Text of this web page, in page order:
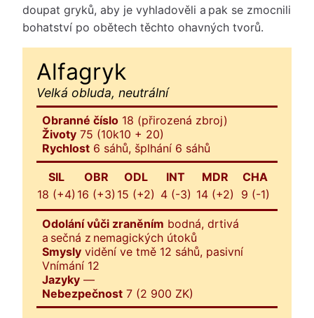
doupat gryků, aby je vyhladověli a pak se zmocnili
bohatství po obětech těchto ohavných tvorů.
Alfagryk
Velká obluda, neutrální
Obranné číslo 18 (přirozená zbroj)
Životy 75 (10k10 + 20)
Rychlost 6 sáhů, šplhání 6 sáhů
SIL
18 (+4)
OBR
16 (+3)
ODL
15 (+2)
INT
4 (-3)
MDR
14 (+2)
CHA
9 (-1)
Odolání vůči zraněním bodná, drtivá
a sečná z nemagických útoků
Smysly vidění ve tmě 12 sáhů, pasivní
Vnímání 12
Jazyky —
Nebezpečnost 7 (2 900 ZK)